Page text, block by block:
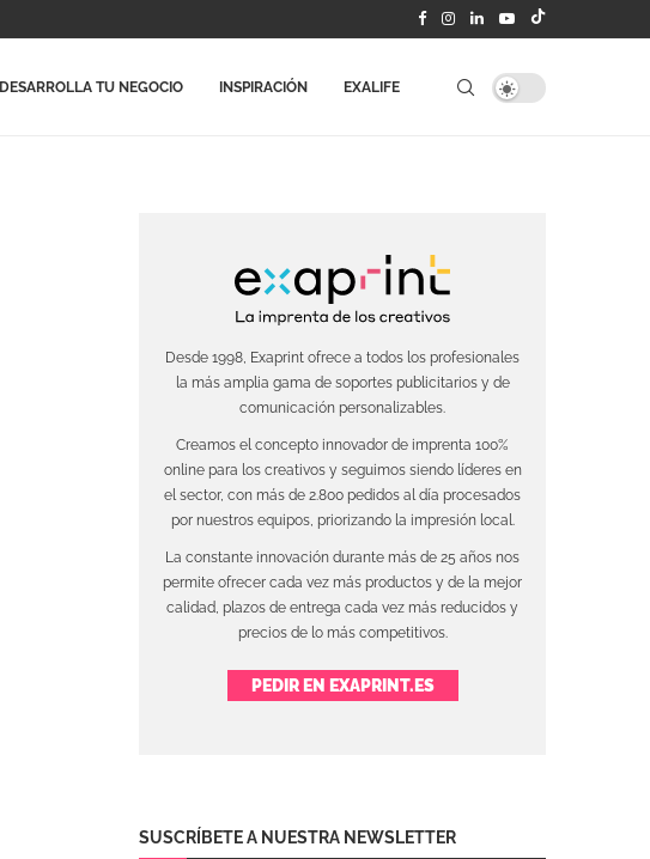
DESARROLLA TU NEGOCIO INSPIRACIÓN EXALIFE
Desde 1998, Exaprint ofrece a todos los profesionales
la más amplia gama de soportes publicitarios y de
comunicación personalizables.
Creamos el concepto innovador de imprenta 100%
online para los creativos y seguimos siendo líderes en
el sector, con más de 2.800 pedidos al día procesados
por nuestros equipos, priorizando la impresión local.
La constante innovación durante más de 25 años nos
permite ofrecer cada vez más productos y de la mejor
calidad, plazos de entrega cada vez más reducidos y
precios de lo más competitivos.
PEDIR EN EXAPRINT.ES
SUSCRÍBETE A NUESTRA NEWSLETTER